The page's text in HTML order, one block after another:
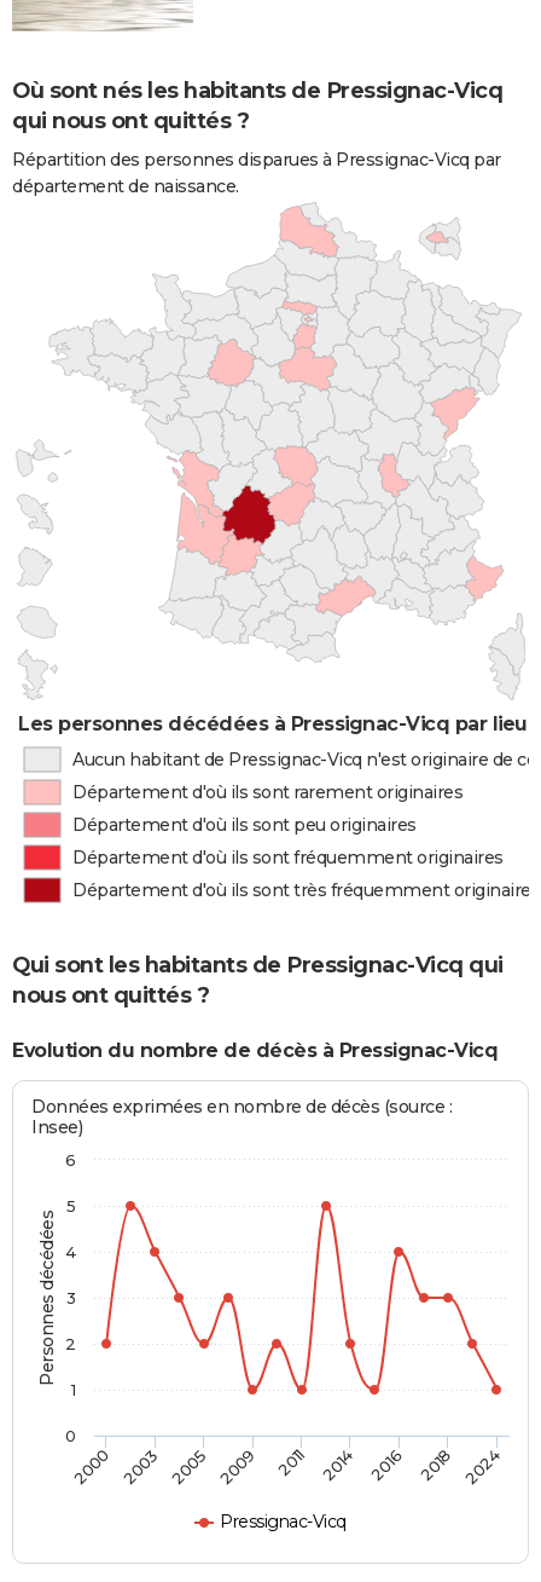
Où sont nés les habitants de Pressignac-Vicq
qui nous ont quittés ?
Répartition des personnes disparues à Pressignac-Vicq par
département de naissance.
Les personnes décédées à Pressignac-Vicq par lieu
Aucun habitant de Pressignac-Vicq n'est originaire de
Département d'où ils sont rarement originaires
Département d'où ils sont peu originaires
Département d'où ils sont fréquemment originaires
Département d'où ils sont très fréquemment originaires
Qui sont les habitants de Pressignac-Vicq qui
nous ont quittés ?
Evolution du nombre de décès à Pressignac-Vicq
Personnes décédées
Données exprimées en nombre de décès (source :
Insee)
Pressignac-Vicq
2000 2003 2005 2009 2011 2014 2016 2018 2024
0
1
2
3
4
5
6